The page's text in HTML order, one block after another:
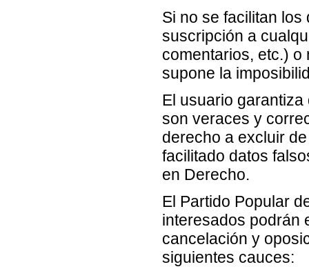
Si no se facilitan
suscripción a
comentarios, etc.)
supone la
El usuario
son veraces y
derecho a excluir
facilitado datos
en Derecho.
El Partido Popular
interesados podrán
cancelación y
siguientes cauces: